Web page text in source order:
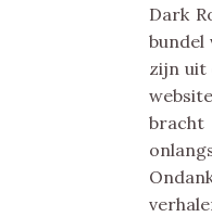
Dark
bundel
zijn uit